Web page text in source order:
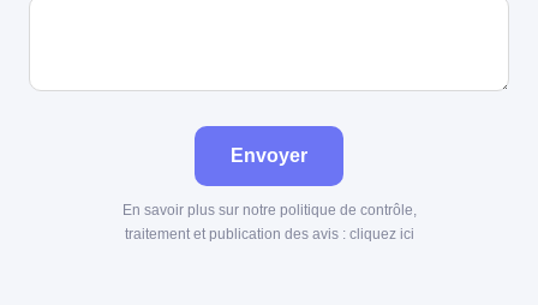
Envoyer
En savoir plus sur notre politique de contrôle,
traitement et publication des avis : cliquez ici